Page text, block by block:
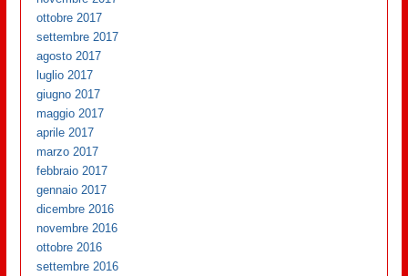
ottobre 2017
settembre 2017
agosto 2017
luglio 2017
giugno 2017
maggio 2017
aprile 2017
marzo 2017
febbraio 2017
gennaio 2017
dicembre 2016
novembre 2016
ottobre 2016
settembre 2016